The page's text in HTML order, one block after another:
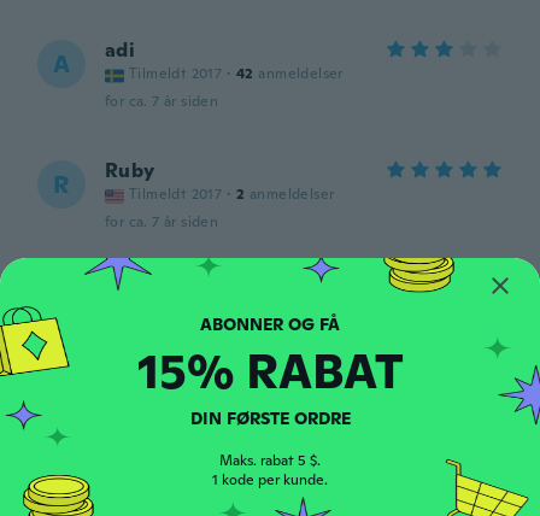
A adi
Tilmeldt 2017 · 42 anmeldelser
for ca. 7 år siden
R Ruby
Tilmeldt 2017 · 2 anmeldelser
for ca. 7 år siden
Khadidja
Tilmeldt 2018 · 16 anmeldelser
R
15% RABAT
DIN FØRSTE ORDRE
Maks. rabat 5 $.
1 kode per kunde.